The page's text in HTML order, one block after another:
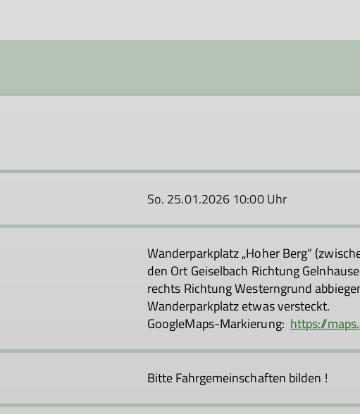
So. 25.01.2026 10:00 Uhr
Wanderparkplatz „Hoher Berg“
den Ort Geiselbach Richtung
rechts Richtung Westerngrund
Wanderparkplatz etwas versteckt.
GoogleMaps-Markierung: https://
Bitte Fahrgemeinschaften bilden !